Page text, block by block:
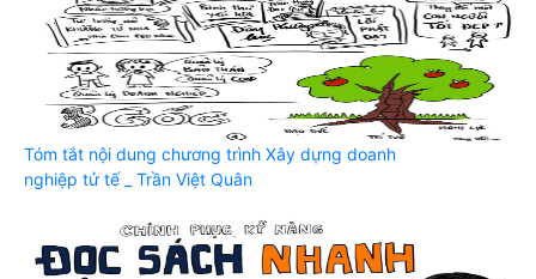
Tóm tắt nội dung chương trình Xây dựng doanh
nghiệp tử tế _ Trần Việt Quân